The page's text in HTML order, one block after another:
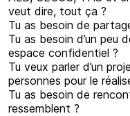
veut dire, tout ça ?
Tu as besoin de
Tu as besoin d’un peu
espace confidentiel ?
Tu veux parler d’un
personnes pour le
Tu as besoin de
ressemblent ?